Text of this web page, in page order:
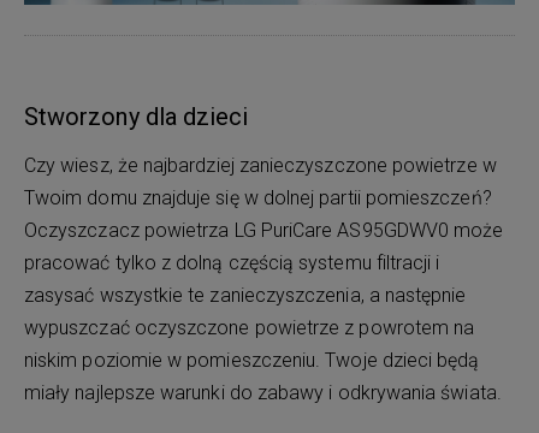
Stworzony dla dzieci
Czy wiesz, że najbardziej zanieczyszczone powietrze w
Twoim domu znajduje się w dolnej partii pomieszczeń?
Oczyszczacz powietrza LG PuriCare AS95GDWV0 może
pracować tylko z dolną częścią systemu filtracji i
zasysać wszystkie te zanieczyszczenia, a następnie
wypuszczać oczyszczone powietrze z powrotem na
niskim poziomie w pomieszczeniu. Twoje dzieci będą
miały najlepsze warunki do zabawy i odkrywania świata.